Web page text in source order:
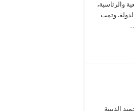
والرئاسية،
وتمت
الدبيبة